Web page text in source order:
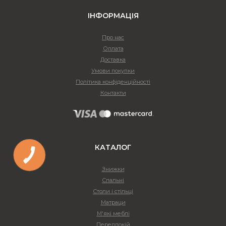
ІНФОРМАЦІЯ
Про нас
Оплата
Доставка
Умови покупки
Політика конфіденційності
Контакти
КАТАЛОГ
Знижки
Спальні
Столи і стільці
Матраци
М'які меблі
Передпокій